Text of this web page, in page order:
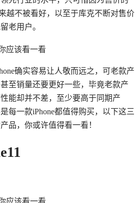
越不被看好，以至于库克不断对售价
老用户。
确实容易让人敬而远之，可老款产
至销量还要更好一些，毕竟老款产
能却并不差，至少要高于同期产
每一款iPhone都值得购买，以下这三
品，你或许值得看一看！